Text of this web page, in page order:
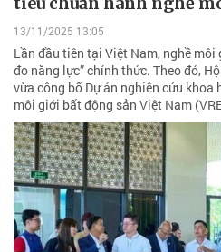
13/11/2025 13:05
Lần đầu tiên tại Việt Nam, nghề
đo năng lực” chính thức. Theo đó,
vừa công bố Dự án nghiên cứu khoa
môi giới bất động sản Việt Nam